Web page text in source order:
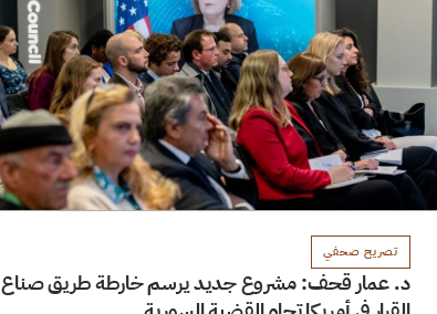
تصريح صحفي
د. عمار قحف: مشروع جديد يرسم خارطة طريق صناع